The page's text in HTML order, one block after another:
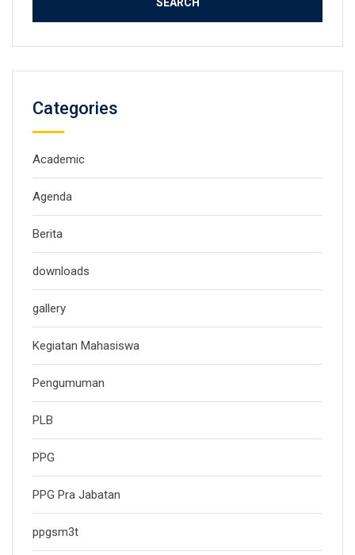
Categories
Academic
Agenda
Berita
downloads
gallery
Kegiatan Mahasiswa
Pengumuman
PLB
PPG
PPG Pra Jabatan
ppgsm3t